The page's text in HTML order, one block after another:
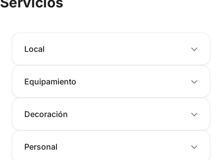
Local
Equipamiento
Decoración
Personal